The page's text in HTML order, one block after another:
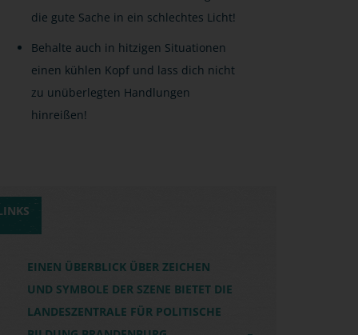
die gute Sache in ein schlechtes Licht!
Behalte auch in hitzigen Situationen
einen kühlen Kopf und lass dich nicht
zu unüberlegten Handlungen
hinreißen!
EINEN ÜBERBLICK ÜBER ZEICHEN
UND SYMBOLE DER SZENE BIETET DIE
LANDESZENTRALE FÜR POLITISCHE